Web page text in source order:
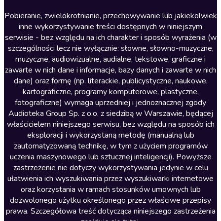
Literatura anglojęzyczna
Literatura faktu
Literatura obyczajowa
Literatura piękna obca
Literatura piękna polska
Nagrania relaksacyjne
Nauka języków
Nauki humanistyczne
Podcasty i audycje
Polityka
Prasa
Religia
Romans
Pobieranie, zwielokrotnianie, przechowywanie lub jakiekolwiek
inne wykorzystywanie treści dostępnych w niniejszym
serwisie - bez względu na ich charakter i sposób wyrażenia (w
szczególności lecz nie wyłącznie: słowne, słowno-muzyczne,
muzyczne, audiowizualne, audialne, tekstowe, graficzne i
zawarte w nich dane i informacje, bazy danych i zawarte w nich
dane) oraz formę (np. literackie, publicystyczne, naukowe,
kartograficzne, programy komputerowe, plastyczne,
fotograficzne) wymaga uprzedniej i jednoznacznej zgody
Audioteka Group Sp. z o.o. z siedzibą w Warszawie, będącej
właścicielem niniejszego serwisu, bez względu na sposób ich
eksploracji i wykorzystaną metodę (manualną lub
zautomatyzowaną technikę, w tym z użyciem programów
uczenia maszynowego lub sztucznej inteligencji). Powyższe
zastrzeżenie nie dotyczy wykorzystywania jedynie w celu
ułatwienia ich wyszukiwania przez wyszukiwarki internetowe
oraz korzystania w ramach stosunków umownych lub
dozwolonego użytku określonego przez właściwe przepisy
prawa. Szczegółowa treść dotycząca niniejszego zastrzeżenia